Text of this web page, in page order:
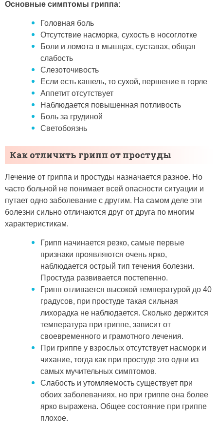
Основные симптомы гриппа:
Головная боль
Отсутствие насморка, сухость в носоглотке
Боли и ломота в мышцах, суставах, общая
слабость
Слезоточивость
Если есть кашель, то сухой, першение в горле
Аппетит отсутствует
Наблюдается повышенная потливость
Боль за грудиной
Светобоязнь
Как отличить грипп от простуды
Лечение от гриппа и простуды назначается разное. Но
часто больной не понимает всей опасности ситуации и
путает одно заболевание с другим. На самом деле эти
болезни сильно отличаются друг от друга по многим
характеристикам.
Грипп начинается резко, самые первые
признаки проявляются очень ярко,
наблюдается острый тип течения болезни.
Простуда развивается постепенно.
Грипп отливается высокой температурой до 40
градусов, при простуде такая сильная
лихорадка не наблюдается. Сколько держится
температура при гриппе, зависит от
своевременного и грамотного лечения.
При гриппе у взрослых отсутствует насморк и
чихание, тогда как при простуде это одни из
самых мучительных симптомов.
Слабость и утомляемость существует при
обоих заболеваниях, но при гриппе она более
ярко выражена. Общее состояние при гриппе
плохое.